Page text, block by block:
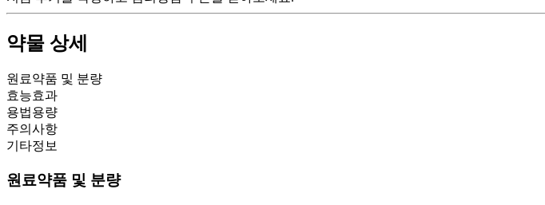
약물 상세
원료약품 및 분량
효능효과
용법용량
주의사항
기타정보
원료약품 및 분량